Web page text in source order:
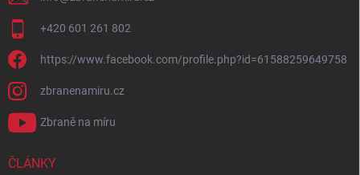
+420 601 261 802
https://www.facebook.com/profile.php?id=61588259649758
zbranenamiru.cz
Zbraně na míru
ČLÁNKY